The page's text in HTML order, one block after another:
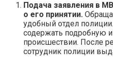
Подача заявления в
о его принятии.
удобный отдел
содержать подробную
происшествии. После
сотрудник полиции